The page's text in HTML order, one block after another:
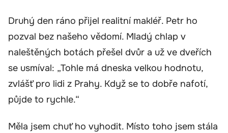
Druhý den ráno přijel realitní makléř. Petr ho
pozval bez našeho vědomí. Mladý chlap v
naleštěných botách přešel dvůr a už ve dveřích
se usmíval: „Tohle má dneska velkou hodnotu,
zvlášť pro lidi z Prahy. Když se to dobře nafotí,
půjde to rychle.“
Měla jsem chuť ho vyhodit. Místo toho jsem stála